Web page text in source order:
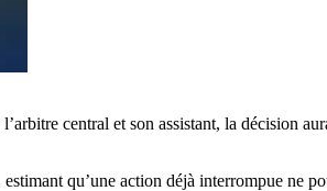
central et son assistant, la décision
qu’une action déjà interrompue ne